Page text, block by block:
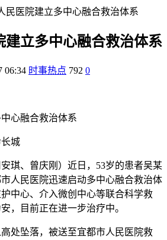
民医院建立多中心融合救治体系
建立多中心融合救治体系
06:34 时事热点 792 0
心融合救治体系
城
琪、曾庆刚）近日，53岁的患者吴某
人民医院迅速启动多中心融合救治体
中心、介入微创中心等联合科学救
，目前正在进一步治疗中。
处坠落，被送至宜都市人民医院救